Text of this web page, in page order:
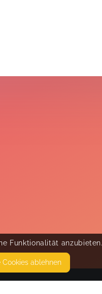
Funktionalität
ablehnen